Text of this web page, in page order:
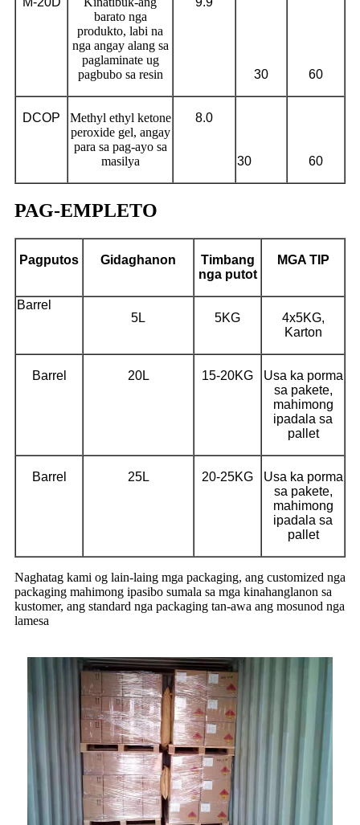
barato nga
produkto, labi na
nga angay alang sa
paglaminate ug
pagbubo sa resin
30 60
DCOP
Methyl ethyl ketone
peroxide gel, angay
para sa pag-ayo sa
masilya
8.0
30 60
PAG-EMPLETO
Pagputos Gidaghanon
Timbang
nga putot
MGA TIP
Barrel
5L
5KG
4x5KG,
Karton
Barrel 20L 15-20KG
Usa ka porma
sa pakete,
mahimong
ipadala sa
pallet
Barrel 25L 20-25KG
Usa ka porma
sa pakete,
mahimong
ipadala sa
pallet
Naghatag kami og lain-laing mga packaging, ang customized nga
packaging mahimong ipasibo sumala sa mga kinahanglanon sa
kustomer, ang standard nga packaging tan-awa ang mosunod nga
lamesa